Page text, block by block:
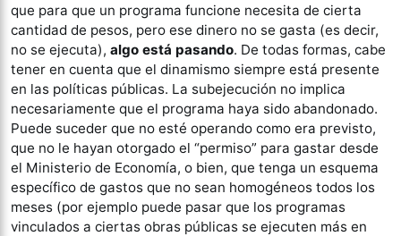
que para que un programa funcione necesita de cierta
cantidad de pesos, pero ese dinero no se gasta (es decir,
no se ejecuta), algo está pasando. De todas formas, cabe
tener en cuenta que el dinamismo siempre está presente
en las políticas públicas. La subejecución no implica
necesariamente que el programa haya sido abandonado.
Puede suceder que no esté operando como era previsto,
que no le hayan otorgado el “permiso” para gastar desde
el Ministerio de Economía, o bien, que tenga un esquema
específico de gastos que no sean homogéneos todos los
meses (por ejemplo puede pasar que los programas
vinculados a ciertas obras públicas se ejecuten más en